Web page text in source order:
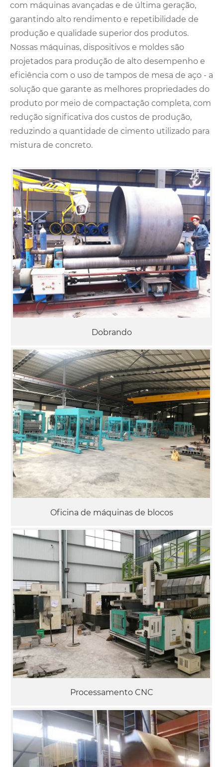
com máquinas avançadas e de última geração,
garantindo alto rendimento e repetibilidade de
produção e qualidade superior dos produtos.
Nossas máquinas, dispositivos e moldes são
projetados para produção de alto desempenho e
eficiência com o uso de tampos de mesa de aço - a
solução que garante as melhores propriedades do
produto por meio de compactação completa, com
redução significativa dos custos de produção,
reduzindo a quantidade de cimento utilizado para
mistura de concreto.
Dobrando
Oficina de máquinas de blocos
Processamento CNC